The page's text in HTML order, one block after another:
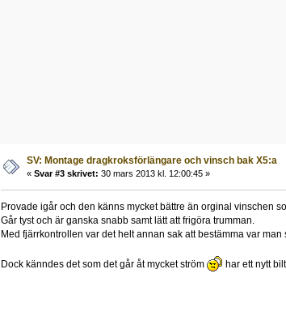
SV: Montage dragkroksförlängare och vinsch bak X5:a
« Svar #3 skrivet: 30 mars 2013 kl. 12:00:45 »
Provade igår och den känns mycket bättre än orginal vinschen
Går tyst och är ganska snabb samt lätt att frigöra trumman.
Med fjärrkontrollen var det helt annan sak att bestämma var
Dock känndes det som det går åt mycket ström har ett nytt